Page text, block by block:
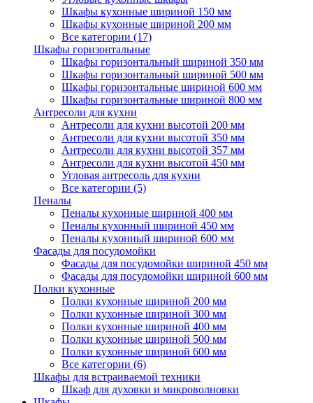
Шкафы кухонные шириной 150 мм
Шкафы кухонные шириной 200 мм
Все категории (17)
Шкафы горизонтальные
Шкафы горизонтальный шириной 350 мм
Шкафы горизонтальный шириной 500 мм
Шкафы горизонтальные шириной 600 мм
Шкафы горизонтальные шириной 800 мм
Антресоли для кухни
Антресоли для кухни высотой 200 мм
Антресоли для кухни высотой 350 мм
Антресоли для кухни высотой 357 мм
Антресоли для кухни высотой 450 мм
Угловая антресоль для кухни
Все категории (5)
Пеналы
Пеналы кухонные шириной 400 мм
Пеналы кухонный шириной 450 мм
Пеналы кухонный шириной 600 мм
Фасады для посудомойки
Фасады для посудомойки шириной 450 мм
Фасады для посудомойки шириной 600 мм
Полки кухонные
Полки кухонные шириной 200 мм
Полки кухонные шириной 300 мм
Полки кухонные шириной 400 мм
Полки кухонные шириной 500 мм
Полки кухонные шириной 600 мм
Все категории (6)
Шкафы для встраиваемой техники
Шкаф для духовки и микроволновки